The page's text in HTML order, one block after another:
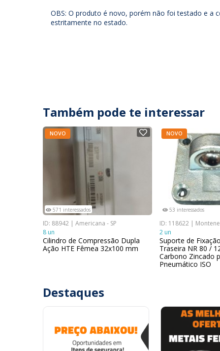
OBS: O produto é novo, porém não foi testado e a
estritamente no estado.
Também pode te interessar
NOVO
571 interessados
ID: 88942 | Americana - SP
8 un
Cilindro de Compressão Dupla
Ação HTE Fêmea 32x100 mm
NOVO
53 interessados
ID: 118622 |
2 un
Suporte de
Traseira NR 80 /
Carbono Zincado
Pneumático ISO
Destaques